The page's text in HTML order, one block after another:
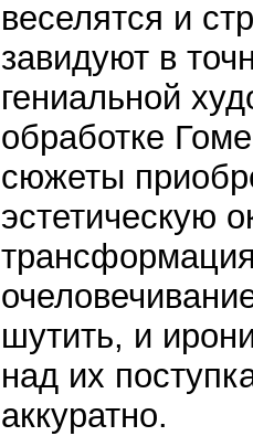
веселятся и
завидуют в
гениальной
обработке
сюжеты
эстетическую
шутить, и
над их
аккуратно.